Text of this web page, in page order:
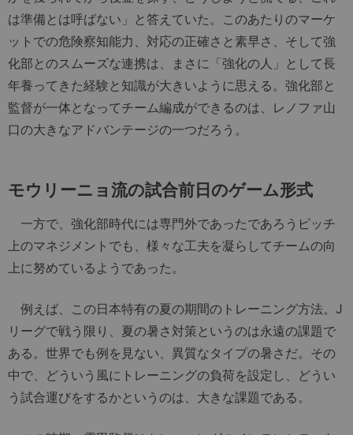
は準備とは呼ばない」と答えていた。このあたりのマーケ
ットでの危険察知能力、対応の正確さと素早さ、そして強
化部とのスムーズな連携は、まさに「強化の人」として長
年養ってきた経験と知識が大きいように思える。強化部と
監督が一体となってチーム編成ができるのは、レノファ山
口の大きなアドバンテージの一つだろう。
モウリーニョ流の試合前日のゲーム形式
一方で、強化部時代には専門外であったであろうピッチ
上のマネジメントでも、様々な工夫を凝らしてチームの向
上に努めているようであった。
例えば、この日本特有の夏の期間のトレーニング方法。J
リーグで戦う限り、夏の暑さ対策というのは永遠の課題で
ある。世界でも例を見ない、異質なタイプの暑さだ。その
中で、どういう風にトレーニングの負荷を設定し、どうい
う試合運びをするかというのは、大きな課題である。